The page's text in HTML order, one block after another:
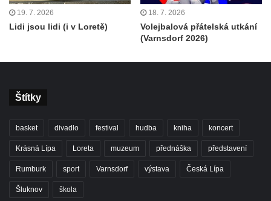
19. 7. 2026
Lidi jsou lidi (i v Loretě)
18. 7. 2026
Volejbalová přátelská utkání
(Varnsdorf 2026)
Štítky
basket divadlo festival hudba kniha koncert
Krásná Lípa Loreta muzeum přednáška představení
Rumburk sport Varnsdorf výstava Česká Lípa
Šluknov škola